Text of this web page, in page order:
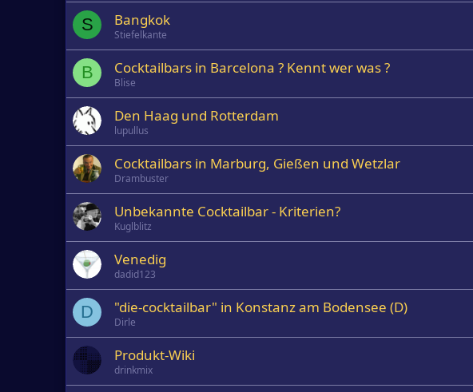
S Bangkok
Stiefelkante
B Cocktailbars in Barcelona ? Kennt wer was ?
Blise
Den Haag und Rotterdam
lupullus
Cocktailbars in Marburg, Gießen und Wetzlar
Drambuster
Unbekannte Cocktailbar - Kriterien?
Kuglblitz
Venedig
dadid123
D "die-cocktailbar" in Konstanz am Bodensee (D)
Dirle
Produkt-Wiki
drinkmix